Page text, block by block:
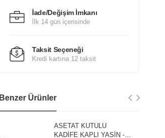
İade/Değişim İmkanı
İlk 14 gün içerisinde
Taksit Seçeneği
Kredi kartına 12 taksit
Benzer Ürünler
ASETAT KUTULU
KADİFE KAPLI YASİN -